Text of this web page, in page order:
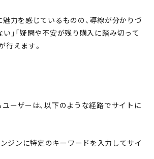
魅力を感じているものの、導線が分かりづ
」「疑問や不安が残り購入に踏み切って
行えます。
ーザーは、以下のような経路でサイトに
ンジンに特定のキーワードを入力してサイ